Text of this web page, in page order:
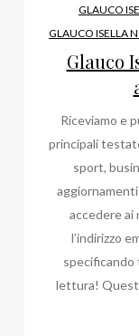
GLAUCO
GLAUCO ISELLA
Glauco
Riceviamo e
principali
sport,
accedere
l’indirizzo
specificando
lettura!